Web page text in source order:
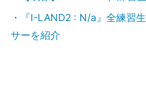
『I-LAND2 : N/a』全練習
サーを紹介